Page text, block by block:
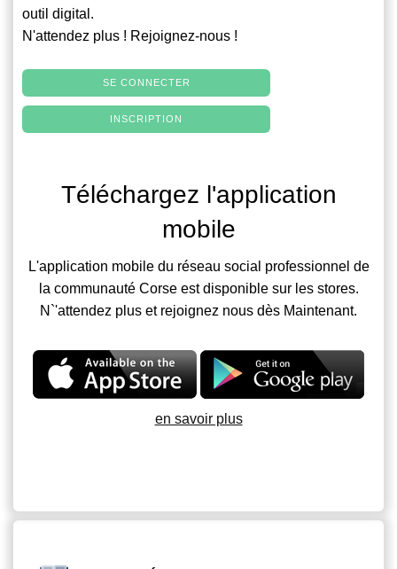
outil digital.
N'attendez plus ! Rejoignez-nous !
SE CONNECTER
INSCRIPTION
Téléchargez l'application
mobile
L'application mobile du réseau social professionnel de
la communauté Corse est disponible sur les stores.
N`'attendez plus et rejoignez nous dès Maintenant.
en savoir plus